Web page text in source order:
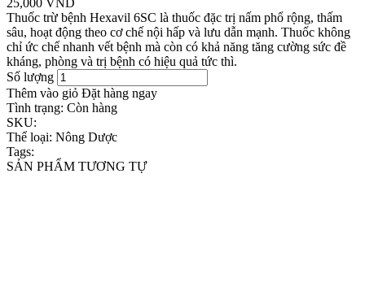
Thuốc trừ bệnh Hexavil 6SC là thuốc đặc trị nấm phổ rộng, thấm
sâu, hoạt động theo cơ chế nội hấp và lưu dẫn mạnh. Thuốc không
chỉ ức chế nhanh vết bệnh mà còn có khả năng tăng cường sức đề
kháng, phòng và trị bệnh có hiệu quả tức thì.
Số lượng
Thêm vào giỏ Đặt hàng ngay
Tình trạng: Còn hàng
SKU:
Thể loại: Nông Dược
Tags:
SẢN PHẨM TƯƠNG TỰ